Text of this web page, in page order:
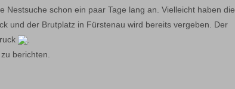
Nestsuche schon ein paar Tage lang an. Vielleicht haben die
und der Brutplatz in Fürstenau wird bereits vergeben. Der
berichten.